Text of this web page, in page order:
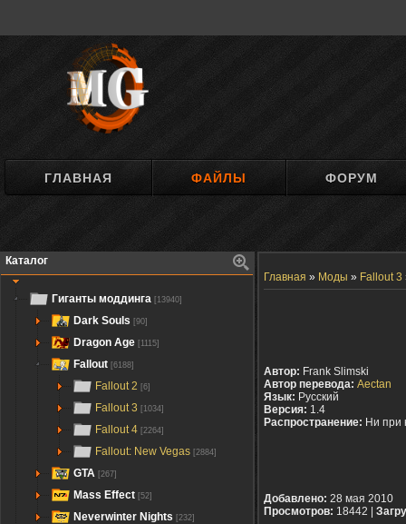
ГЛАВНАЯ ФАЙЛЫ ФОРУМ
Каталог
Гиганты моддинга [13940]
Dark Souls [90]
Dragon Age [1115]
Fallout [6188]
Fallout 2 [6]
Fallout 3 [1034]
Fallout 4 [2264]
Fallout: New Vegas [2884]
GTA [267]
Mass Effect [52]
Neverwinter Nights [232]
Главная » Моды » Fallout 3
Автор: Frank Slimski
Автор перевода: Aectan
Язык: Русский
Версия: 1.4
Распространение: Ни при
Добавлено: 28 мая 2010
Просмотров: 18442 |